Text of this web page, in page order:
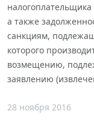
налогоплательщика
а также
санкциям,
которого
возмещению,
заявлению
28 ноября 2016